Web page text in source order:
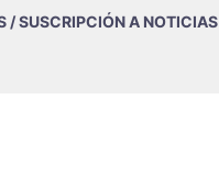
/ SUSCRIPCIÓN A NOTICIAS